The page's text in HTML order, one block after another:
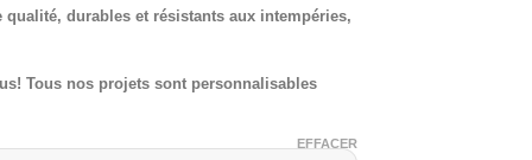
durables et résistants aux intempéries,
Tous nos projets sont personnalisables
EFFACER